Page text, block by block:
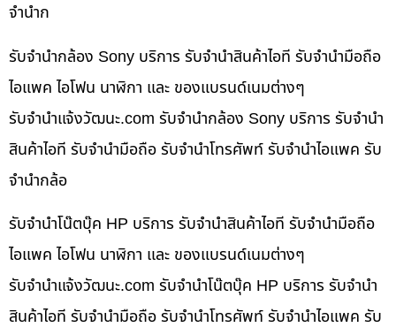
จำนำก
รับจำนำกล้อง Sony บริการ รับจำนำสินค้าไอที รับจำนำมือถือ
ไอแพค ไอโฟน นาฬิกา และ ของแบรนด์เนมต่างๆ
รับจํานําแจ้งวัฒนะ.com รับจำนำกล้อง Sony บริการ รับจำนำ
สินค้าไอที รับจำนำมือถือ รับจำนำโทรศัพท์ รับจำนำไอแพค รับ
จำนำกล้อ
รับจำนำโน๊ตบุ๊ค HP บริการ รับจำนำสินค้าไอที รับจำนำมือถือ
ไอแพค ไอโฟน นาฬิกา และ ของแบรนด์เนมต่างๆ
รับจํานําแจ้งวัฒนะ.com รับจำนำโน๊ตบุ๊ค HP บริการ รับจำนำ
สินค้าไอที รับจำนำมือถือ รับจำนำโทรศัพท์ รับจำนำไอแพค รับ